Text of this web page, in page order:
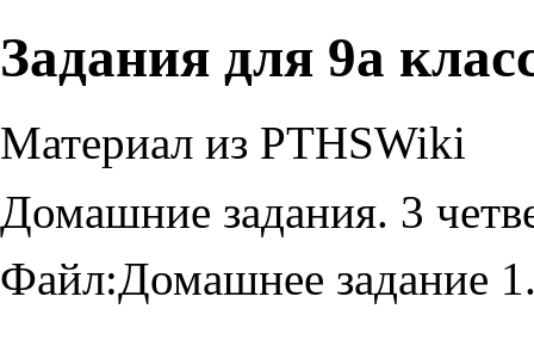
Задания для 9а
Материал из PTHSWiki
Домашние задания. 3
Файл:Домашнее задание